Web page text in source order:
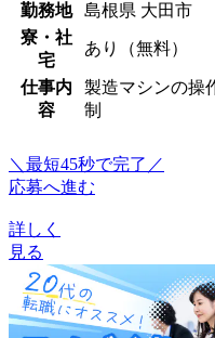
勤務地
島根県 大田市
寮・社
宅
あり（無料）
仕事内
容
製造マシンの操
制
＼最短45秒で完了／
応募へ進む
詳しく
見る